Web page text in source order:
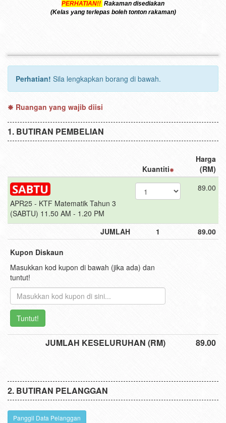
PERHATIAN!! Rakaman disediakan
(Kelas yang terlepas boleh tonton rakaman)
Perhatian! Sila lengkapkan borang di bawah.
Ruangan yang wajib diisi
BUTIRAN PEMBELIAN
Kuantiti
Harga
(RM)
APR25 - KTF Matematik Tahun 3
(SABTU) 11.50 AM - 1.20 PM
89.00
JUMLAH 1 89.00
Kupon Diskaun
Masukkan kod kupon di bawah (jika ada) dan
tuntut!
Tuntut!
JUMLAH KESELURUHAN (RM) 89.00
BUTIRAN PELANGGAN
Panggil Data Pelanggan